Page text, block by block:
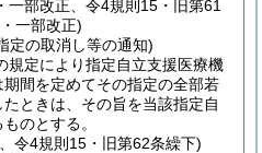
一部改正、令4規則15・旧第61
一部改正)
定の取消し等の通知)
規定により指定自立支援医療機
間を定めてその指定の全部若
ときは、その旨を当該指定自
のとする。
令4規則15・旧第62条繰下)